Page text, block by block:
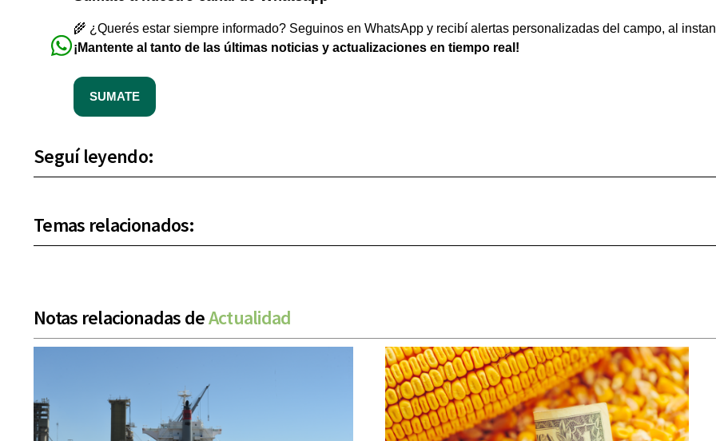
🌾 ¿Querés estar siempre informado? Seguinos en WhatsApp y recibí alertas personalizadas del campo, al
¡Mantente al tanto de las últimas noticias y actualizaciones en tiempo real!
SUMATE
Seguí leyendo:
Temas relacionados:
Notas relacionadas deActualidad